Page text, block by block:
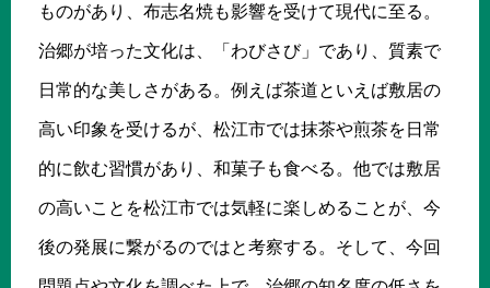
ものがあり、布志名焼も影響を受けて現代に至る。
治郷が培った文化は、「わびさび」であり、質素で
日常的な美しさがある。例えば茶道といえば敷居の
高い印象を受けるが、松江市では抹茶や煎茶を日常
的に飲む習慣があり、和菓子も食べる。他では敷居
の高いことを松江市では気軽に楽しめることが、今
後の発展に繋がるのではと考察する。そして、今回